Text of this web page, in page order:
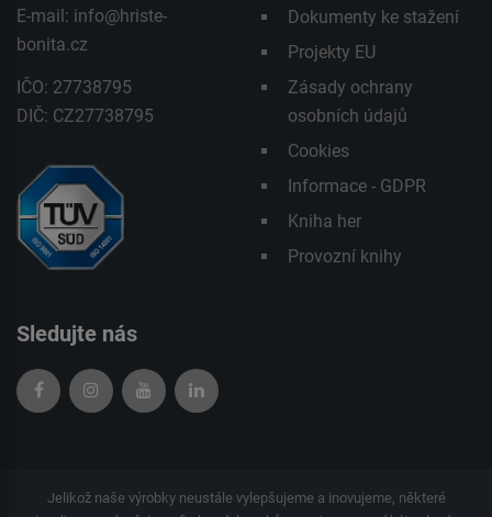
E-mail: info@hriste-
bonita.cz
IČO: 27738795
DIČ: CZ27738795
Dokumenty ke stažení
Projekty EU
Zásady ochrany
osobních údajů
Cookies
Informace - GDPR
Kniha her
Provozní knihy
Sledujte nás
Jelikož naše výrobky neustále vylepšujeme a inovujeme, některé